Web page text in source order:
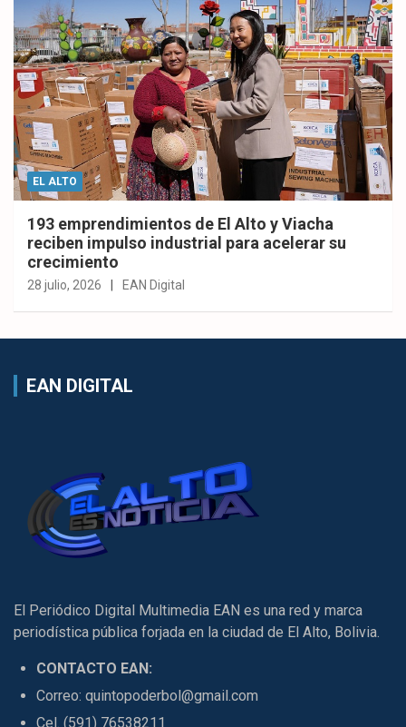
EL ALTO
193 emprendimientos de El Alto y Viacha
reciben impulso industrial para acelerar su
crecimiento
28 julio, 2026 EAN Digital
EAN DIGITAL
El Periódico Digital Multimedia EAN es una red y marca
periodística pública forjada en la ciudad de El Alto, Bolivia.
CONTACTO EAN:
Correo: quintopoderbol@gmail.com
Cel. (591) 76538211